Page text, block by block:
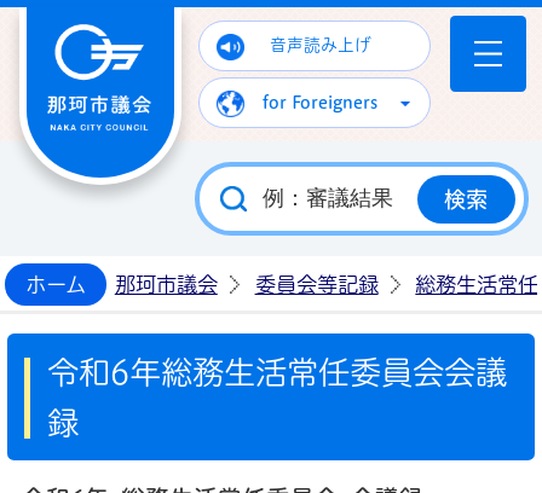
那珂市議会ホームページ
音声読み上げ
for Foreigners
ホーム 那珂市議会 委員会等記録 総務生活常
令和6年総務生活常任委員会会議
録